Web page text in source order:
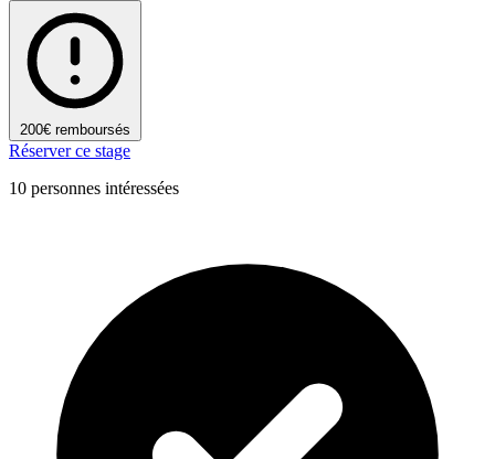
200€ remboursés
Réserver ce stage
10 personnes intéressées